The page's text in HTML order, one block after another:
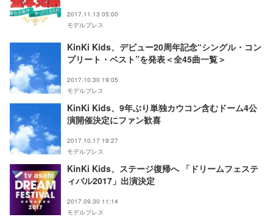
2017.11.13 05:00
モデルプレス
KinKi Kids、デビュー20周年記念“シングル・コン
プリート・ベスト”を発表＜全45曲一覧＞
2017.10.30 19:05
モデルプレス
KinKi Kids、9年ぶり単独カウコン含むドーム4公
演開催決定にファン歓喜
2017.10.17 19:27
モデルプレス
KinKi Kids、ステージ復帰へ 「ドリームフェステ
ィバル2017」出演決定
2017.09.30 11:14
モデルプレス